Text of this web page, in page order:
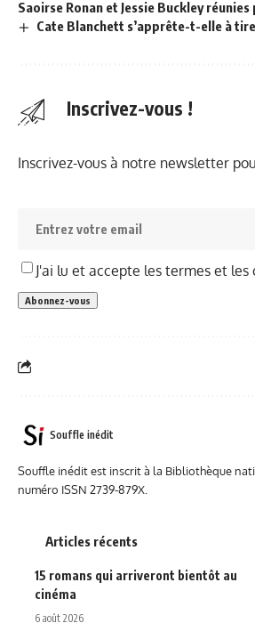
Saoirse Ronan et Jessie Buckley
Cate Blanchett s’apprête-t-elle à
Inscrivez-vous !
Inscrivez-vous à notre newsletter
J'ai lu et accepte les termes et les
Souffle inédit
Souffle inédit est inscrit à la Bibliothèque
numéro ISSN 2739-879X.
Articles récents
15 romans qui arriveront bientôt au
cinéma
6 août 2026